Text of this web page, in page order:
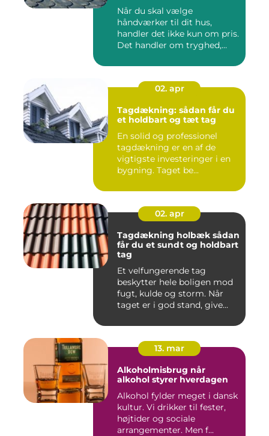
Når du skal vælge
håndværker til dit hus,
handler det ikke kun om pris.
Det handler om tryghed,
02. apr
Tagdækning: sådan får du
et holdbart og tæt tag
En solid og professionel
tagdækning er en af de
vigtigste investeringer i en
bygning. Taget be...
02. apr
Tagdækning holbæk sådan
får du et sundt og holdbart
tag
Et velfungerende tag
beskytter hele boligen mod
fugt, kulde og storm. Når
taget er i god stand, give...
13. mar
Alkoholmisbrug når
alkohol styrer hverdagen
Alkohol fylder meget i dansk
kultur. Vi drikker til fester,
højtider og sociale
arrangementer. Men f...